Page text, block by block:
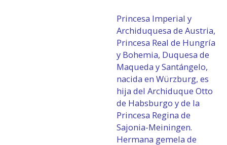
Princesa Imperial y
Archiduquesa de Austria,
Princesa Real de Hungría
y Bohemia, Duquesa de
Maqueda y Santángelo,
nacida en Würzburg, es
hija del Archiduque Otto
de Habsburgo y de la
Princesa Regina de
Sajonia-Meiningen.
Hermana gemela de